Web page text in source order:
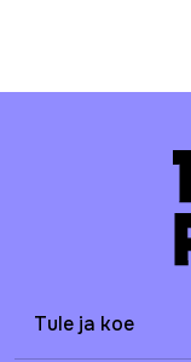
Tule ja koe